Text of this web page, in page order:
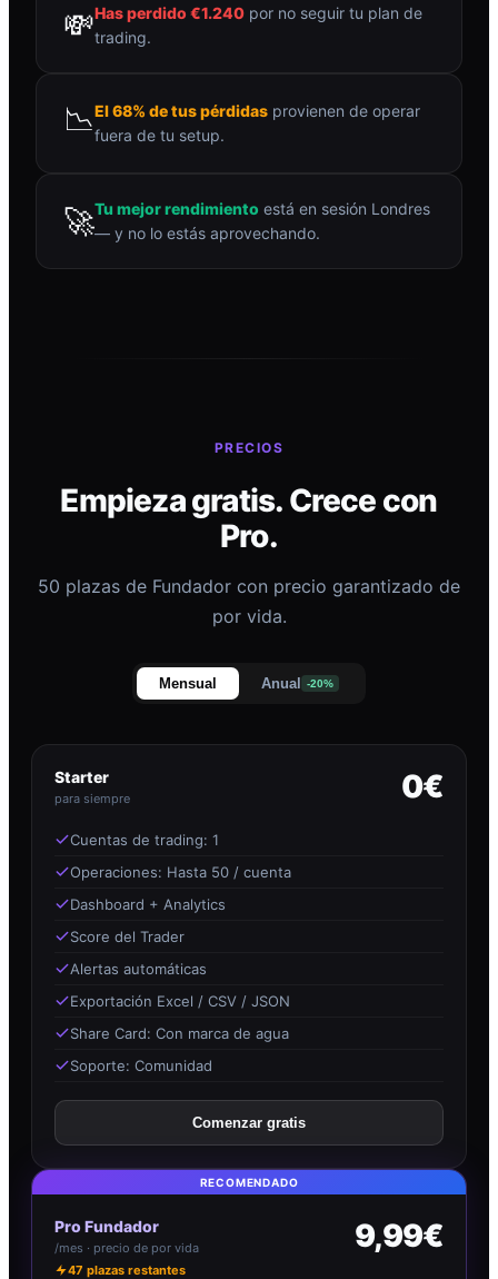
💸Has perdido €1.240 por no seguir tu plan de
trading.
📉El 68% de tus pérdidas provienen de operar
fuera de tu setup.
🚀Tu mejor rendimiento está en sesión Londres
— y no lo estás aprovechando.
PRECIOS
Empieza gratis. Crece con
Pro.
50 plazas de Fundador con precio garantizado de
por vida.
Mensual Anual -20%
Starter
para siempre 0€
Cuentas de trading: 1
Operaciones: Hasta 50 / cuenta
Dashboard + Analytics
Score del Trader
Alertas automáticas
Exportación Excel / CSV / JSON
Share Card: Con marca de agua
Soporte: Comunidad
Comenzar gratis
RECOMENDADO
Pro Fundador
/mes · precio de por vida
47 plazas restantes
9,99€